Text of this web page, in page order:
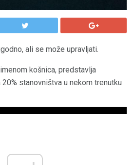
ali se može upravljati.
košnica, predstavlja
stanovništva u nekom trenutku